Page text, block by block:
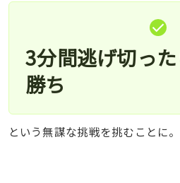
3分間逃げ切っ
勝ち
という無謀な挑戦を挑むことに。